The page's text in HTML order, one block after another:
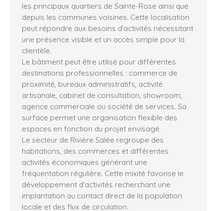
les principaux quartiers de Sainte-Rose ainsi que
depuis les communes voisines. Cette localisation
peut répondre aux besoins d'activités nécessitant
une présence visible et un accès simple pour la
clientèle.
Le bâtiment peut être utilisé pour différentes
destinations professionnelles : commerce de
proximité, bureaux administratifs, activité
artisanale, cabinet de consultation, showroom,
agence commerciale ou société de services. Sa
surface permet une organisation flexible des
espaces en fonction du projet envisagé.
Le secteur de Rivière Salée regroupe des
habitations, des commerces et différentes
activités économiques générant une
fréquentation régulière. Cette mixité favorise le
développement d'activités recherchant une
implantation au contact direct de la population
locale et des flux de circulation.